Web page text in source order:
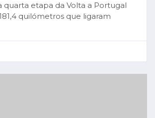
quarta etapa da Volta a Portugal
quilómetros que ligaram